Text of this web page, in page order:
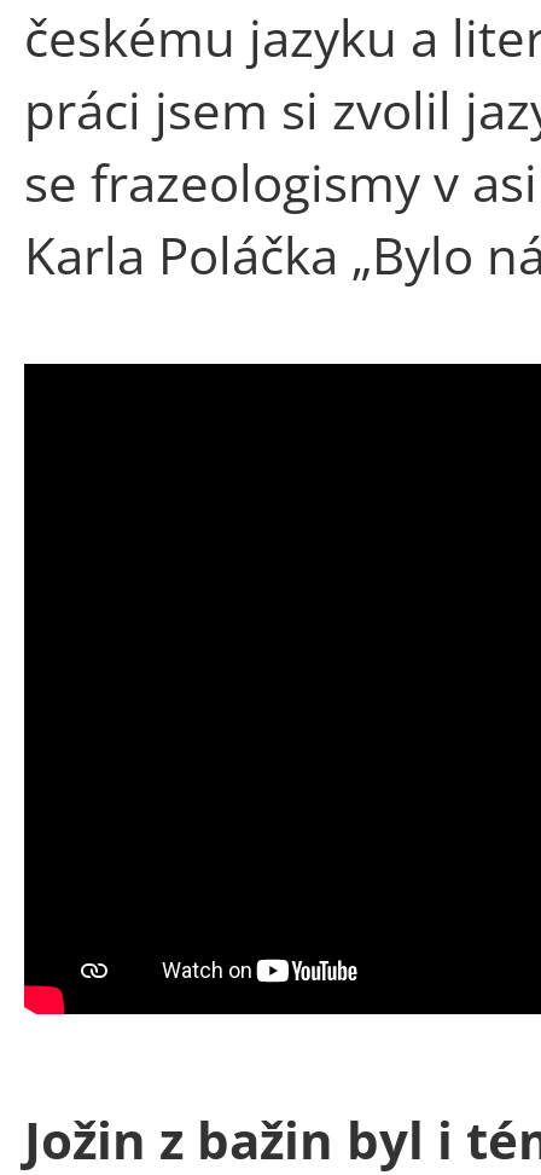
českému jazyku a
práci jsem si zvolil
se frazeologismy v
Karla Poláčka „Bylo
Jožin z bažin byl i